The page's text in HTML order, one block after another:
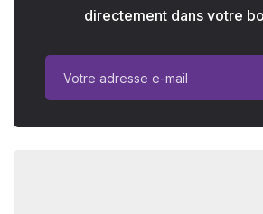
directement dans votre